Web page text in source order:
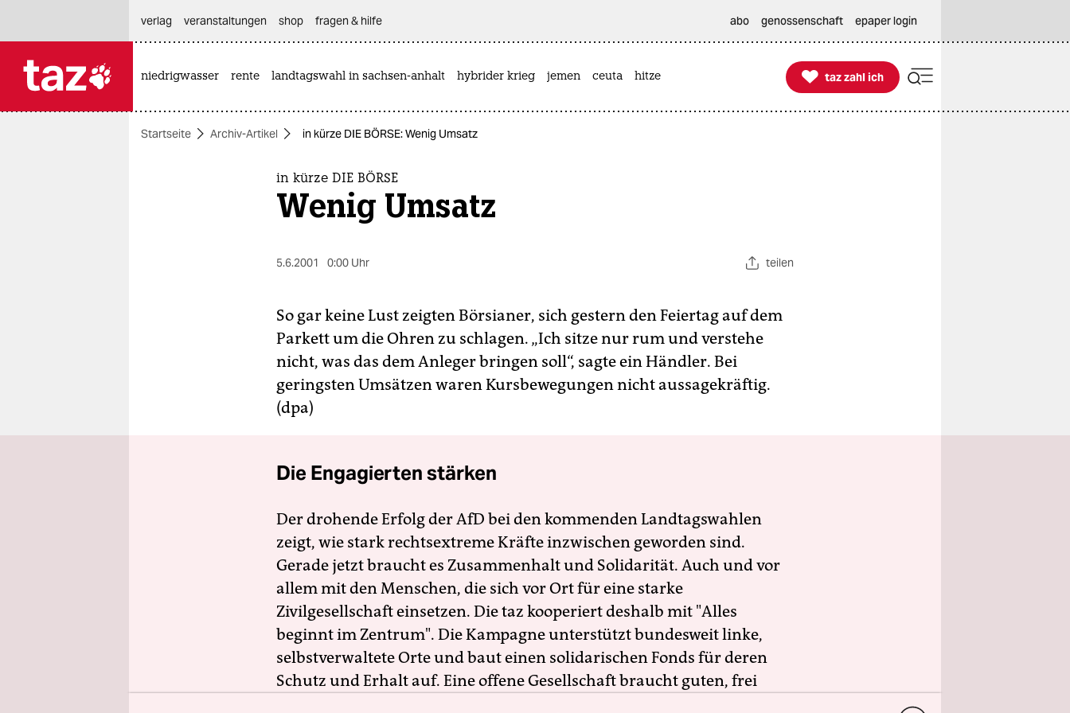
themen
verlag
veranstaltungen shop fragen & hilfe abo genossenschaft epaper login
niedrigwasser rente landtagswahl in sachsen-anhalt hybrider krieg jemen ceuta hitze 
taz zahl ich
taz zahl ich
Startseite Archiv-Artikel in kürze DIE BÖRSE: Wenig Umsatz
in kürze DIE BÖRSE
Wenig Umsatz
5.6.2001 0:00 Uhr teilen
So gar keine Lust zeigten Börsianer, sich gestern den Feiertag auf dem
Parkett um die Ohren zu schlagen. „Ich sitze nur rum und verstehe
nicht, was das dem Anleger bringen soll“, sagte ein Händler. Bei
geringsten Umsätzen waren Kursbewegungen nicht aussagekräftig.
(dpa)
Die Engagierten stärken
Der drohende Erfolg der AfD bei den kommenden Landtagswahlen
zeigt, wie stark rechtsextreme Kräfte inzwischen geworden sind.
Gerade jetzt braucht es Zusammenhalt und Solidarität. Auch und vor
allem mit den Menschen, die sich vor Ort für eine starke
Zivilgesellschaft einsetzen. Die taz kooperiert deshalb mit "Alles
beginnt im Zentrum". Die Kampagne unterstützt bundesweit linke,
selbstverwaltete Orte und baut einen solidarischen Fonds für deren
Schutz und Erhalt auf. Eine offene Gesellschaft braucht guten, frei